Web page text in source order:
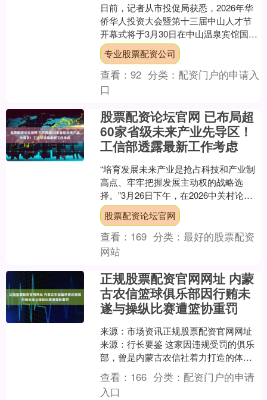
日前，记者从市投促局获悉，2026年华
侨华人投资大会暨第十三届中山人才节
开幕式将于3月30日在中山温泉宾馆国际
会议中心举行。本次活动以“以侨为桥·智
汇中山”为主....
专业股票配资公司
查看：92 分类： 配资门户的申请入
口
股票配资论坛官网 已布局超
60家省级未来产业先导区！
工信部透露最新工作考虑
“培育发展未来产业是抢占科技和产业制
高点、牢牢把握发展主动权的战略选
择。”3月26日下午，在2026中关村论坛
年会的“未来产业创新发展”论坛上，工信
部高新技术司....
股票配资论坛官网
查看： 169 分类：最好的股票配资
网站
正规股票配资官网网址 内蒙
古农信篮球俱乐部因行贿未
遂与操纵比赛遭篮协重罚
来源：市场资讯正规股票配资官网网址
来源：行长要鉴 这家因违规受罚的俱乐
部，曾是内蒙古农信社着力打造的体育
名片。 中国篮球协会5月20日发布处罚公
告，因内蒙古农....
查看： 166 分类： 配资门户的申请
入口